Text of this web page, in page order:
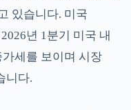
있습니다. 미국
년 1분기 미국 내
세를 보이며 시장
니다.